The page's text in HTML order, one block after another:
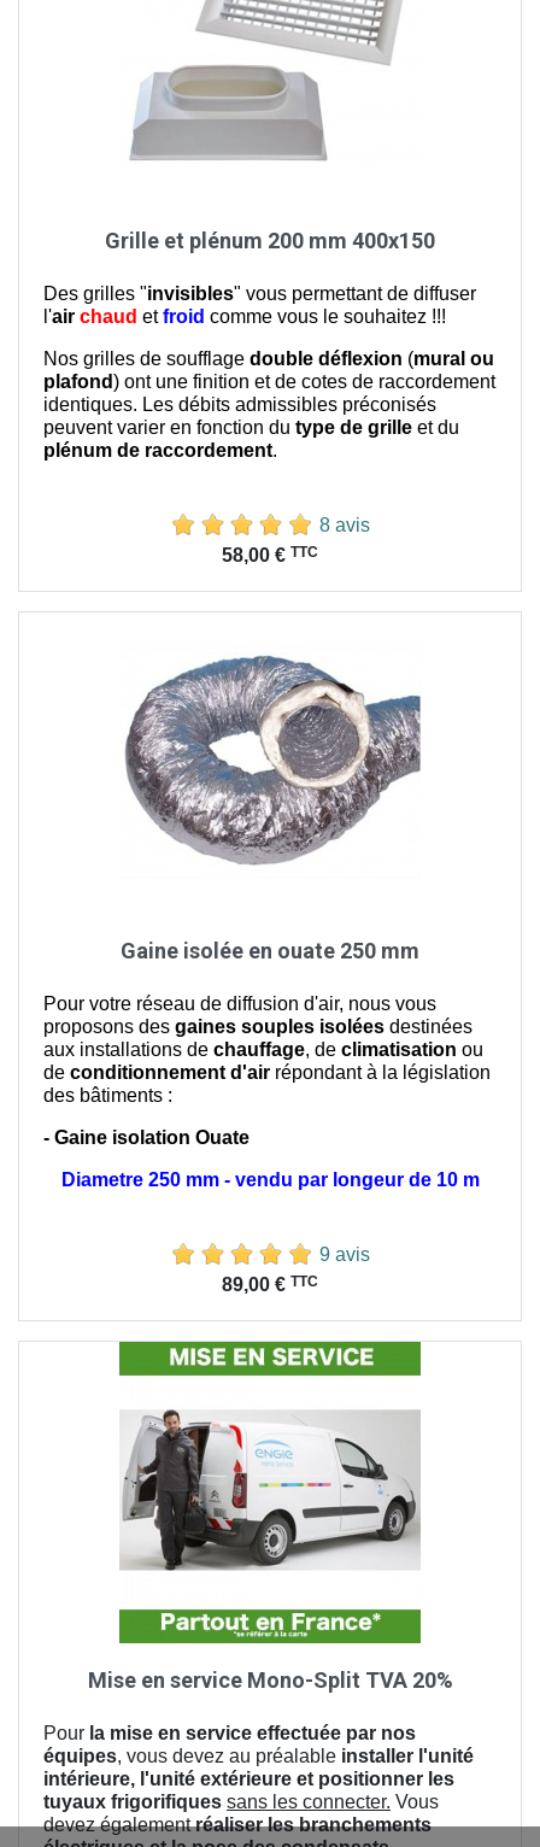
Grille et plénum 200 mm 400x150
Des grilles "invisibles" vous permettant de diffuser
l'air chaud etfroid comme vous le souhaitez !!!
Nos grilles de soufflage double déflexion (mural ou
plafond) ont une finition et de cotes de raccordement
identiques. Les débits admissibles préconisés
peuvent varier en fonction du type de grille et du
plénum de raccordement.
8 avis
58,00 € TTC
Gaine isolée en ouate 250 mm
Pour votre réseau de diffusion d'air, nous vous
proposons des gaines souples isolées destinées
aux installations de chauffage, de climatisation ou
de conditionnement d'air répondant à la législation
des bâtiments :
- Gaine isolation Ouate
Diametre 250 mm - vendu par longeur de 10 m
9 avis
89,00 € TTC
Mise en service Mono-Split TVA 20%
Pour la mise en service effectuée par nos
équipes, vous devez au préalable installer l'unité
intérieure, l'unité extérieure et positionner les
tuyaux frigorifiques sans les connecter. Vous
devez égalementréaliser les branchements